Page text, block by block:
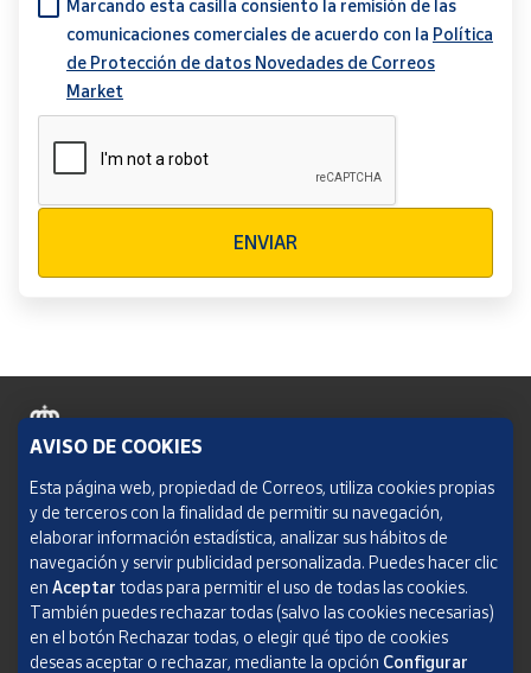
Marcando esta casilla consiento la remisión de las
comunicaciones comerciales de acuerdo con la Política
de Protección de datos Novedades de Correos
Market
ENVIAR
Política de cookies
Aviso legal
Condiciones del servicio
Política de Privacidad Web
AVISO DE COOKIES
Esta página web, propiedad de Correos, utiliza cookies propias
y de terceros con la finalidad de permitir su navegación,
elaborar información estadística, analizar sus hábitos de
navegación y servir publicidad personalizada. Puedes hacer clic
en Aceptar todas para permitir el uso de todas las cookies.
También puedes rechazar todas (salvo las cookies necesarias)
en el botón Rechazar todas, o elegir qué tipo de cookies
deseas aceptar o rechazar, mediante la opción Configurar